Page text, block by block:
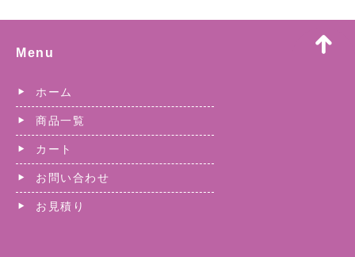
Menu
ホーム
商品一覧
カート
お問い合わせ
お見積り